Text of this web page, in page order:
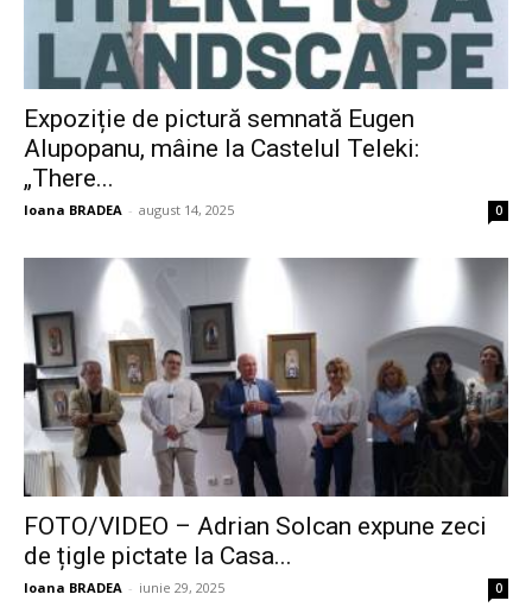
Expoziție de pictură semnată Eugen
Alupopanu, mâine la Castelul Teleki:
„There...
Ioana BRADEA - august 14, 2025 0
FOTO/VIDEO – Adrian Solcan expune zeci
de țigle pictate la Casa...
Ioana BRADEA - iunie 29, 2025 0